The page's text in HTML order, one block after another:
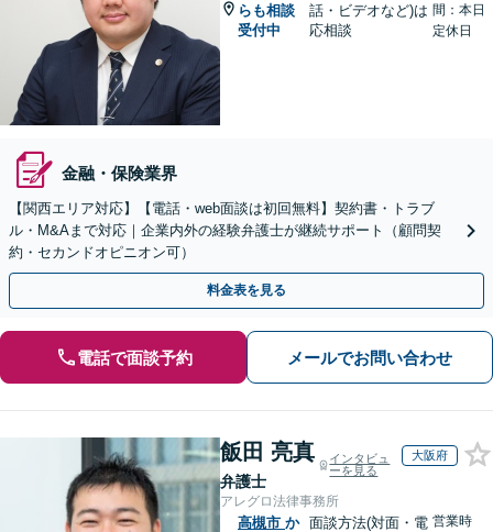
らも相談
受付中
話・ビデオなど)は
応相談
間：本日
定休日
金融・保険業界
【関西エリア対応】【電話・web面談は初回無料】契約書・トラブ
ル・M&Aまで対応｜企業内外の経験弁護士が継続サポート（顧問契
約・セカンドオピニオン可）
料金表を見る
電話で面談予約 メールでお問い合わせ
飯田 亮真
弁護士
インタビュ
ーを見る
大阪府
アレグロ法律事務所
高槻市 か 面談方法(対面・電 営業時